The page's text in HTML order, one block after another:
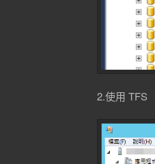
2.使用 TFS